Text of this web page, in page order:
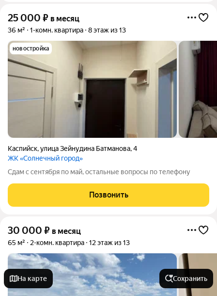
25 000 ₽ в месяц
36 м² 1-комн. квартира 8 этаж из 13
новостройка
Каспийск,улица Зейнудина Батманова,4
ЖК «Солнечный город»
Сдам с сентября по май, остальные вопросы по телефону
Позвонить
30 000 ₽ в месяц
65 м² 2-комн. квартира 12 этаж из 13
На карте Сохранить